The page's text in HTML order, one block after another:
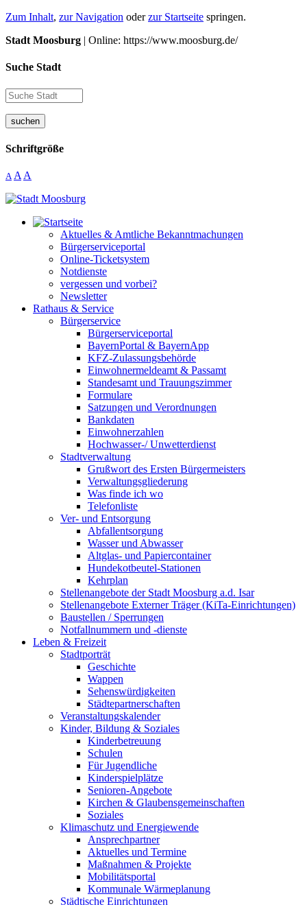
Zum Inhalt, zur Navigation oderzur Startseite springen.
Stadt Moosburg | Online: https://www.moosburg.de/
Suche Stadt
suchen
Schriftgröße
A A A
Aktuelles & Amtliche Bekanntmachungen
Bürgerserviceportal
Online-Ticketsystem
Notdienste
vergessen und vorbei?
Newsletter
Rathaus & Service
Bürgerservice
Bürgerserviceportal
BayernPortal & BayernApp
KFZ-Zulassungsbehörde
Einwohnermeldeamt & Passamt
Standesamt und Trauungszimmer
Formulare
Satzungen und Verordnungen
Bankdaten
Einwohnerzahlen
Hochwasser-/ Unwetterdienst
Stadtverwaltung
Grußwort des Ersten Bürgermeisters
Verwaltungsgliederung
Was finde ich wo
Telefonliste
Ver- und Entsorgung
Abfallentsorgung
Wasser und Abwasser
Altglas- und Papiercontainer
Hundekotbeutel-Stationen
Kehrplan
Stellenangebote der Stadt Moosburg a.d. Isar
Stellenangebote Externer Träger (KiTa-Einrichtungen)
Baustellen / Sperrungen
Notfallnummern und -dienste
Leben & Freizeit
Stadtporträt
Geschichte
Wappen
Sehenswürdigkeiten
Städtepartnerschaften
Veranstaltungskalender
Kinder, Bildung & Soziales
Kinderbetreuung
Schulen
Für Jugendliche
Kinderspielplätze
Senioren-Angebote
Kirchen & Glaubensgemeinschaften
Soziales
Klimaschutz und Energiewende
Ansprechpartner
Aktuelles und Termine
Maßnahmen & Projekte
Mobilitätsportal
Kommunale Wärmeplanung
Städtische Einrichtungen